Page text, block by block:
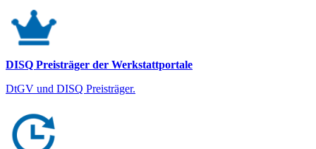
DISQ Preisträger der Werkstattportale
DtGV und DISQ Preisträger.